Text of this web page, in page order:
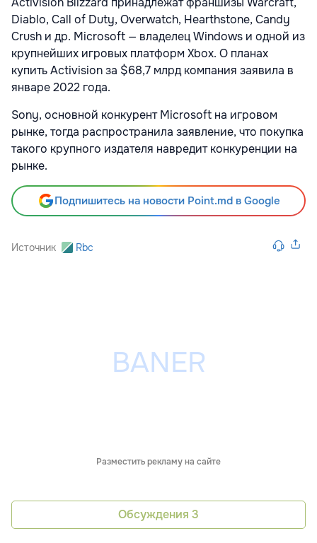
Diablo, Call of Duty, Overwatch, Hearthstone, Candy
Crush и др. Microsoft — владелец Windows и одной из
крупнейших игровых платформ Xbox. О планах
купить Activision за $68,7 млрд компания заявила в
январе 2022 года.
Sony, основной конкурент Microsoft на игровом
рынке, тогда распространила заявление, что покупка
такого крупного издателя навредит конкуренции на
рынке.
Подпишитесь на новости Point.md в Google
Источник Rbc
Разместить рекламу на сайте
Обсуждения 3